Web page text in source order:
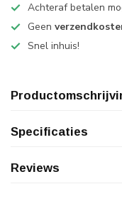
Achteraf betalen
Geen
Snel inhuis!
Specificaties
Reviews